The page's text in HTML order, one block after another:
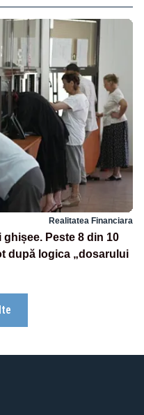
Realitatea Financiara
Peste 8 din 10
după logica „dosarului